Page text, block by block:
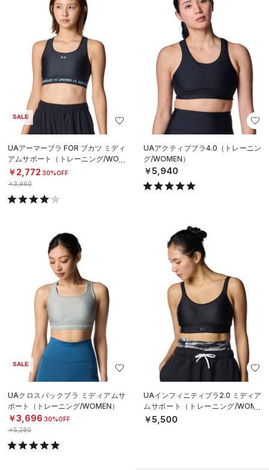
SALE
UAアーマーブラ FOR ブカツ ミディ
アムサポート（トレーニング/WOM
EN）
￥2,772 30%OFF
￥3,960
UAアクティブブラ4.0（トレーニン
グ/WOMEN）
￥5,940
SALE
UAクロスバックブラ ミディアムサ
ポート（トレーニング/WOMEN）
￥3,696 30%OFF
￥5,280
UAインフィニティブラ2.0 ミディア
ムサポート（トレーニング/WOME
N）
￥5,500